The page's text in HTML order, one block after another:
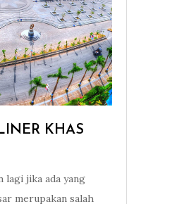
KHAS
lagi jika ada yang
merupakan salah